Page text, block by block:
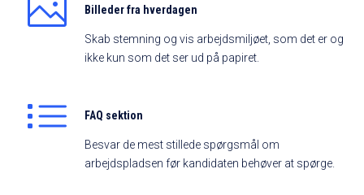
Billeder fra hverdagen
Skab stemning og vis arbejdsmiljøet, som det er og
ikke kun som det ser ud på papiret.
FAQ sektion
Besvar de mest stillede spørgsmål om
arbejdspladsen før kandidaten behøver at spørge.